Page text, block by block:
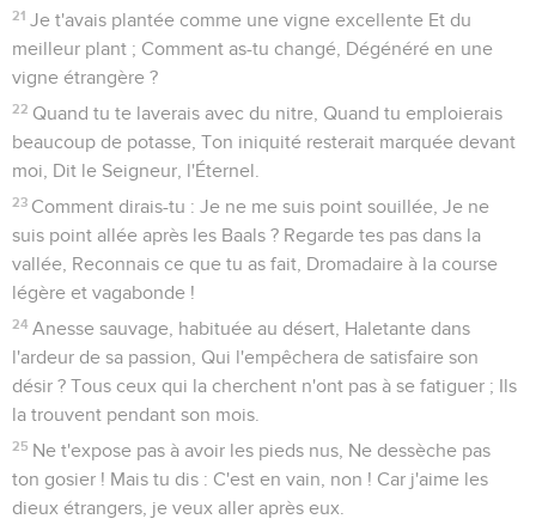
21 Je t'avais plantée comme une vigne excellente Et du
meilleur plant ; Comment as-tu changé, Dégénéré en une
vigne étrangère ?
22 Quand tu te laverais avec du nitre, Quand tu emploierais
beaucoup de potasse, Ton iniquité resterait marquée devant
moi, Dit le Seigneur, l'Éternel.
23 Comment dirais-tu : Je ne me suis point souillée, Je ne
suis point allée après les Baals ? Regarde tes pas dans la
vallée, Reconnais ce que tu as fait, Dromadaire à la course
légère et vagabonde !
24 Anesse sauvage, habituée au désert, Haletante dans
l'ardeur de sa passion, Qui l'empêchera de satisfaire son
désir ? Tous ceux qui la cherchent n'ont pas à se fatiguer ; Ils
la trouvent pendant son mois.
25 Ne t'expose pas à avoir les pieds nus, Ne dessèche pas
ton gosier ! Mais tu dis : C'est en vain, non ! Car j'aime les
dieux étrangers, je veux aller après eux.